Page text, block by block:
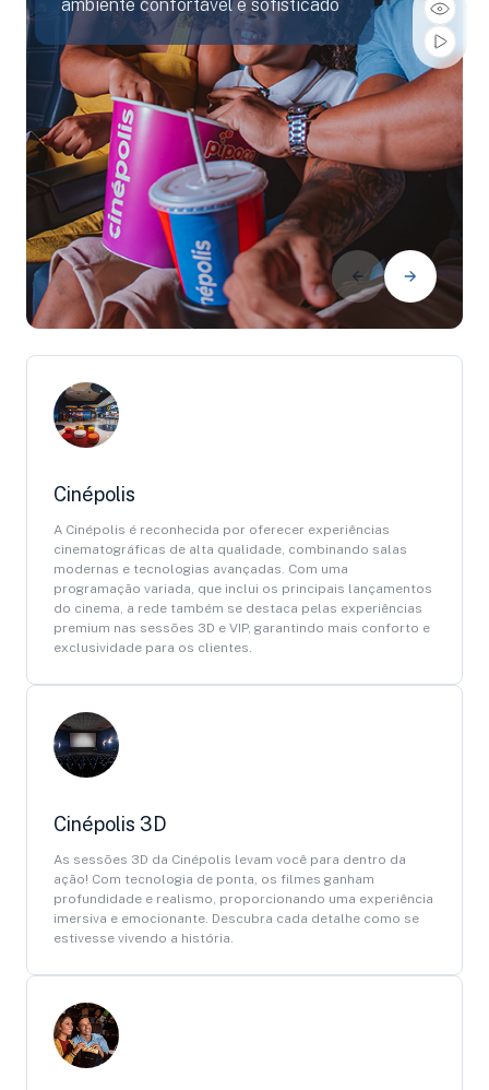
ambiente confortável e sofisticado
Cinépolis
A Cinépolis é reconhecida por oferecer experiências
cinematográficas de alta qualidade, combinando salas
modernas e tecnologias avançadas. Com uma
programação variada, que inclui os principais lançamentos
do cinema, a rede também se destaca pelas experiências
premium nas sessões 3D e VIP, garantindo mais conforto e
exclusividade para os clientes.
Cinépolis 3D
As sessões 3D da Cinépolis levam você para dentro da
ação! Com tecnologia de ponta, os filmes ganham
profundidade e realismo, proporcionando uma experiência
imersiva e emocionante. Descubra cada detalhe como se
estivesse vivendo a história.